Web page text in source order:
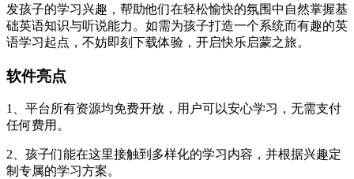
发孩子的学习兴趣，帮助他们在轻松愉快的氛围中自然掌握基
础英语知识与听说能力。如需为孩子打造一个系统而有趣的英
语学习起点，不妨即刻下载体验，开启快乐启蒙之旅。
软件亮点
1、平台所有资源均免费开放，用户可以安心学习，无需支付
任何费用。
2、孩子们能在这里接触到多样化的学习内容，并根据兴趣定
制专属的学习方案。